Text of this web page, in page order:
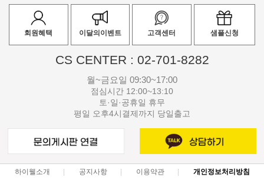
회원혜택 이달의이벤트 고객센터 샘플신청
CS CENTER : 02-701-8282
월~금요일 09:30~17:00
점심시간 12:00~13:10
토·일·공휴일 휴무
평일 오후4시결제까지 당일출고
하이웰소개 공지사항 이용약관 개인정보처리방침